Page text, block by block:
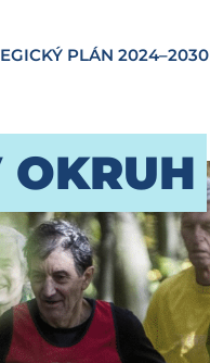
PLÁN 2024–2030
OKRUH